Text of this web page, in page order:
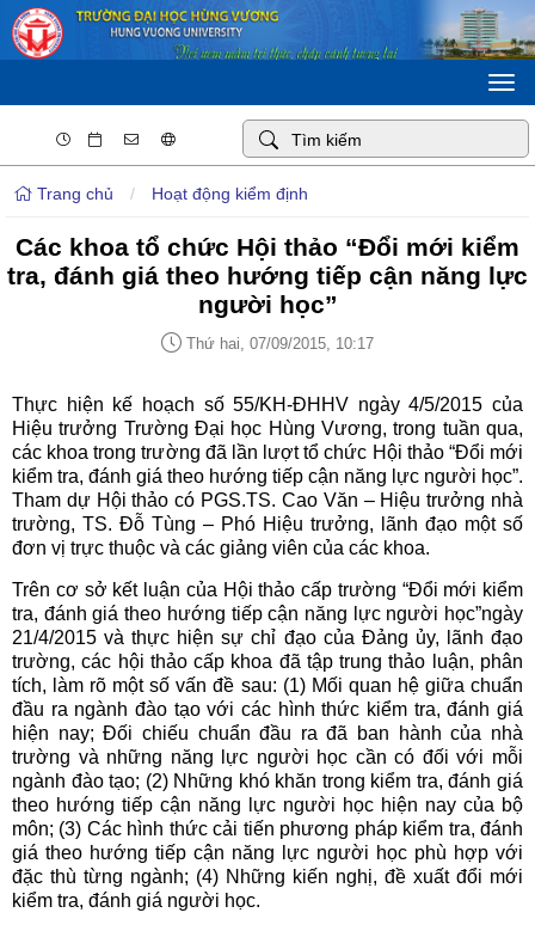
Trang chủ / Hoạt động kiểm định
Các khoa tổ chức Hội thảo “Đổi mới kiểm
tra, đánh giá theo hướng tiếp cận năng lực
người học”
Thứ hai, 07/09/2015, 10:17
Thực hiện kế hoạch số 55/KH-ĐHHV ngày 4/5/2015 của
Hiệu trưởng Trường Đại học Hùng Vương, trong tuần qua,
các khoa trong trường đã lần lượt tổ chức Hội thảo “Đổi mới
kiểm tra, đánh giá theo hướng tiếp cận năng lực người học”.
Tham dự Hội thảo có PGS.TS. Cao Văn – Hiệu trưởng nhà
trường, TS. Đỗ Tùng – Phó Hiệu trưởng, lãnh đạo một số
đơn vị trực thuộc và các giảng viên của các khoa.
Trên cơ sở kết luận của Hội thảo cấp trường “Đổi mới kiểm
tra, đánh giá theo hướng tiếp cận năng lực người học”ngày
21/4/2015 và thực hiện sự chỉ đạo của Đảng ủy, lãnh đạo
trường, các hội thảo cấp khoa đã tập trung thảo luận, phân
tích, làm rõ một số vấn đề sau: (1) Mối quan hệ giữa chuẩn
đầu ra ngành đào tạo với các hình thức kiểm tra, đánh giá
hiện nay; Đối chiếu chuẩn đầu ra đã ban hành của nhà
trường và những năng lực người học cần có đối với mỗi
ngành đào tạo; (2) Những khó khăn trong kiểm tra, đánh giá
theo hướng tiếp cận năng lực người học hiện nay của bộ
môn; (3) Các hình thức cải tiến phương pháp kiểm tra, đánh
giá theo hướng tiếp cận năng lực người học phù hợp với
đặc thù từng ngành; (4) Những kiến nghị, đề xuất đổi mới
kiểm tra, đánh giá người học.